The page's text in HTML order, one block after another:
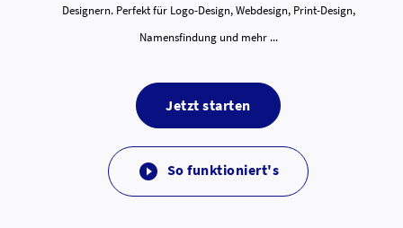
Designern. Perfekt für Logo-Design, Webdesign, Print-Design,
Namensfindung und mehr ...
Jetzt starten
 So funktioniert's